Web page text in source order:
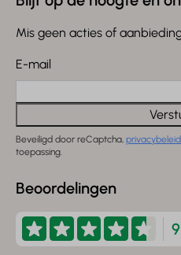
Mis geen acties of
E-mail
Beveiligd door reCaptcha, privacybeleid
toepassing.
Beoordelingen